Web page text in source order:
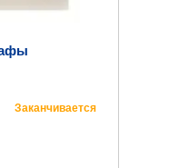
Заканчивается